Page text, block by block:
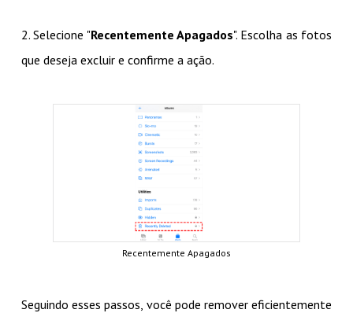
2. Selecione "Recentemente Apagados". Escolha as fotos
que deseja excluir e confirme a ação.
Recentemente Apagados
Seguindo esses passos, você pode remover eficientemente